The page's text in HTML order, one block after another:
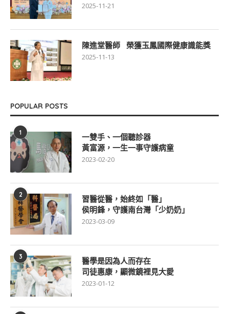
2025-11-21
陳進堂醫師 榮獲玉鳳國際健康識能獎
2025-11-13
POPULAR POSTS
1
一雙手、一個聽診器
黃富源，一生一事守護病童
2023-02-20
2
習醫從醫，始終如「醫」
侯明鋒，守護南台灣「少奶奶」
2023-03-09
3
醫學是因為人而存在
司徒惠康，顯微鏡裡見大愛
2023-01-12